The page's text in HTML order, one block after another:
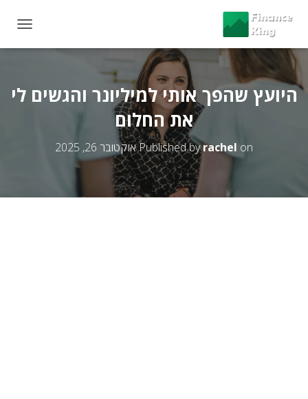
O
E
היועץ שהפך אותי למיליונר והגשים לי
את החלום
Published byrachel on אוקטובר 26, 2025